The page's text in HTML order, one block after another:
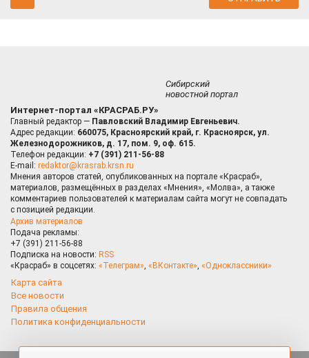
Сибирский
новостной портал
Интернет-портал «КРАСРАБ.РУ»
Главный редактор — Павловский Владимир Евгеньевич.
Адрес редакции: 660075, Красноярский край, г. Красноярск, ул.
Железнодорожников, д. 17, пом. 9, оф. 615.
Телефон редакции: +7 (391) 211-56-88
E-mail: redaktor@krasrab.krsn.ru
Мнения авторов статей, опубликованных на портале «Красраб»,
материалов, размещённых в разделах «Мнения», «Молва», а также
комментариев пользователей к материалам сайта могут не совпадать
с позицией редакции.
Архив материалов
Подача рекламы:
+7 (391) 211-56-88
Подписка на новости: RSS
«Красраб» в соцсетях: «Телеграм», «ВКонтакте», «Одноклассники»
Карта сайта
Все новости
Правила общения
Политика конфиденциальности